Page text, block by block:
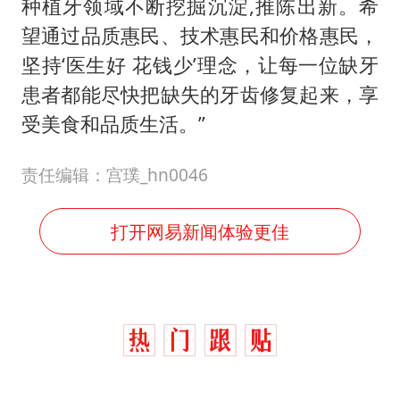
种植牙领域不断挖掘沉淀,推陈出新。希
望通过品质惠民、技术惠民和价格惠民，
坚持‘医生好 花钱少’理念，让每一位缺牙
患者都能尽快把缺失的牙齿修复起来，享
受美食和品质生活。”
责任编辑：宫璞_hn0046
打开网易新闻体验更佳